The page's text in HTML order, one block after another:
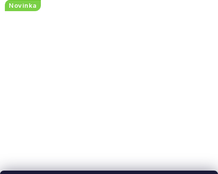
Novinka